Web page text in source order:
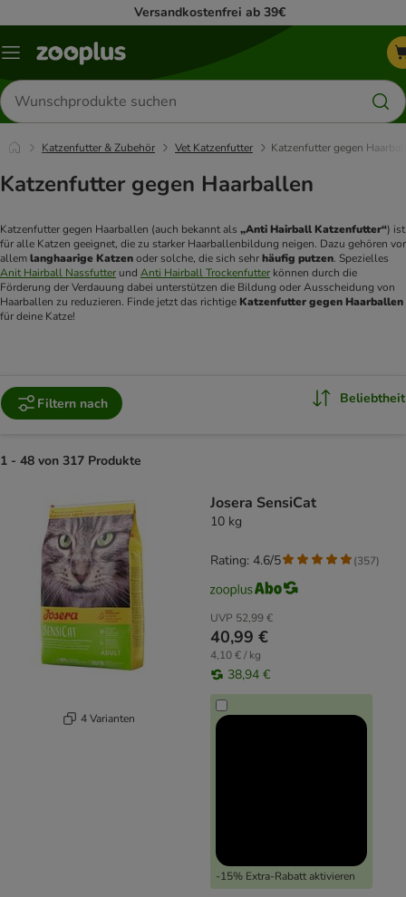
Versandkostenfrei ab 39€
Menü
Produkte
suchen
Katzenfutter & Zubehör Vet Katzenfutter Katzenfutter gegen
Katzenfutter gegen Haarballen
Katzenfutter gegen Haarballen (auch bekannt als „Anti Hairball Katzenfutter“) ist
für alle Katzen geeignet, die zu starker Haarballenbildung neigen. Dazu gehören vor
allem langhaarige Katzen oder solche, die sich sehr häufig putzen
Anit Hairball Nassfutter und Anti Hairball Trockenfutter können durch die
Förderung der Verdauung dabei unterstützen die Bildung oder Ausscheidung von
Haarballen zu reduzieren. Finde jetzt das richtige Katzenfutter gegen Haarballen
für deine Katze!
Filtern nach Beliebtheit
1 - 48 von 317 Produkte
4 Varianten
Josera SensiCat
10 kg
UVP 52,99 €
40,99 €
4,10 € / kg
38,94 €
-15% Extra-Rabatt aktivieren
Rating: 4.6/5 (357)